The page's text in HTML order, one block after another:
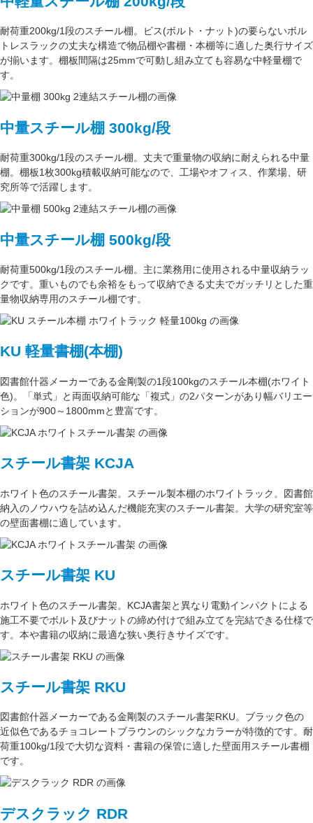
耐荷重200kg/1段のスチール棚。ビス(ボルト・ナット)の要らないボル
トレスラックの丈夫な構造で物品棚や書棚・本棚等に適した奥行サイズ
が揃います。 棚板間隔は25mmで可動し組み立ても容易な中軽量棚で
す。
中量スチール棚 300kg/段
耐荷重300kg/1段のスチール棚。丈夫で重量物の収納に耐えられる中量
棚。 棚板1枚300kg積載収納可能なので、工場やオフィス、作業場、研
究所等で活躍します。
中量スチール棚 500kg/段
耐荷重500kg/1段のスチール棚。主に業務用に使用される中量収納ラッ
クです。重いものでも余裕をもって収納できる丈夫でガッチリとした重
量物収納専用のスチール棚です。
KU 軽量書棚(本棚)
図書館什器メーカーである金剛製の1段100kgのスチール本棚(ホワイト
色)。
「単式」 と両面収納可能な 「複式」 の2パターンがあり幅バリエー
ションが900～1800mmと豊富です。
スチール書架 KCJA
ホワイト色のスチール書架。スチール製本棚のホワイトラック 。図書館
納入のノウハウを詰め込んだ機能充実のスチール書架。 大学の研究室等
の壁面書棚に適しています。
スチール書架 KU
ホワイト色のスチール書架。KCJA書架と異なり電動インパクトによる
施工不要でボルト及びナットの締め付けで組み立てを完結できる仕様で
す。本や書籍の収納に最適な狭い奥行きサイズです。
スチール書架 RKU
図書館什器メーカーである金剛製のスチール書架RKU。ブラック色の
近似色であるチョコレートブラウンのシックなカラーが特徴的です。耐
荷重100kg/1段で大切な資料・書籍の保管に適した壁面用スチール書棚
です。
デスクラック RDR